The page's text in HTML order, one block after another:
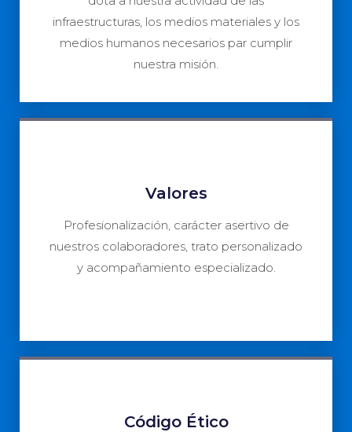
infraestructuras, los medios materiales y los
medios humanos necesarios par cumplir
nuestra misión.
Valores
Profesionalización, carácter asertivo de
nuestros colaboradores, trato personalizado
y acompañamiento especializado.
Código Ético